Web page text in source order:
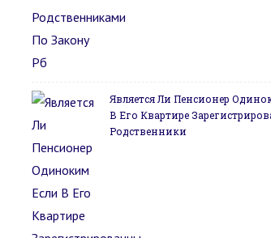
Является Ли Пенсионер
В Его Квартире
Родственники